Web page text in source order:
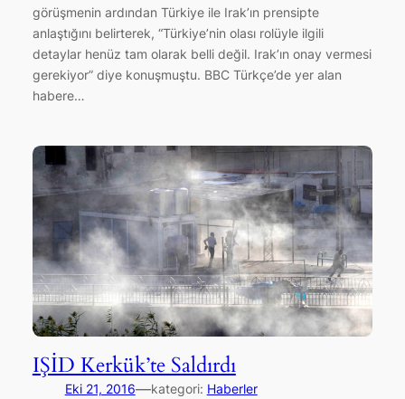
görüşmenin ardından Türkiye ile Irak’ın prensipte
anlaştığını belirterek, “Türkiye’nin olası rolüyle ilgili
detaylar henüz tam olarak belli değil. Irak’ın onay vermesi
gerekiyor” diye konuşmuştu. BBC Türkçe’de yer alan
habere…
IŞİD Kerkük’te Saldırdı
Eki 21, 2016—kategori: Haberler